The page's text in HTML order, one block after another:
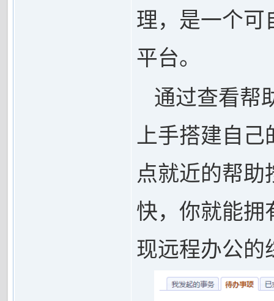
理，是一个可
平台。
通过查看帮
上手搭建自己
点就近的帮助
快，你就能拥
现远程办公的